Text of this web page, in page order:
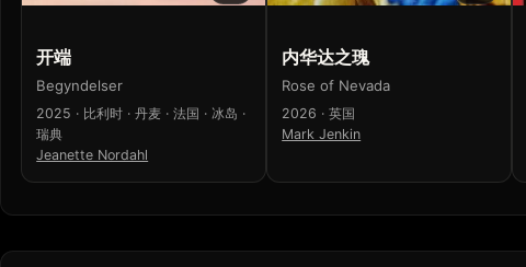
开端
Begyndelser
2025 · 比利时 · 丹麦 · 法国 · 冰岛 ·
瑞典
Jeanette Nordahl
内华达之瑰
Rose of Nevada
2026 · 英国
Mark Jenkin